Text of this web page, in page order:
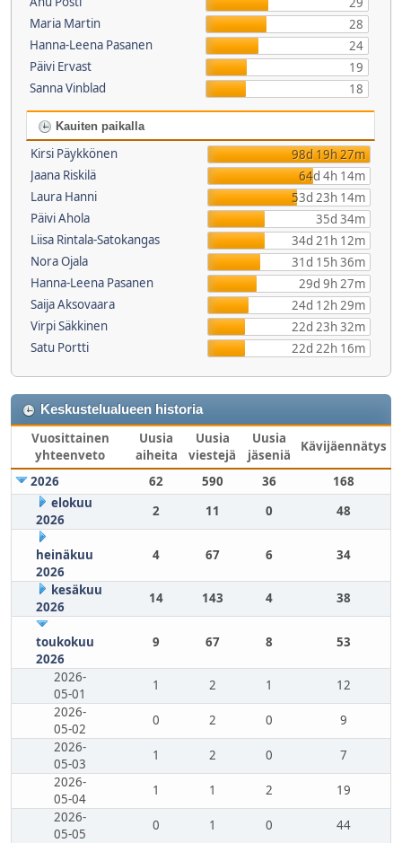
Maria Martin
28
Hanna-Leena Pasanen
24
Päivi Ervast
19
Sanna Vinblad
18
Kauiten paikalla
Kirsi Päykkönen
98d 19h 27m
Jaana Riskilä
64d 4h 14m
Laura Hanni
53d 23h 14m
Päivi Ahola
35d 34m
Liisa Rintala-Satokangas
34d 21h 12m
Nora Ojala
31d 15h 36m
Hanna-Leena Pasanen
29d 9h 27m
Saija Aksovaara
24d 12h 29m
Virpi Säkkinen
22d 23h 32m
Satu Portti
22d 22h 16m
Keskustelualueen historia
Vuosittainen
yhteenveto
Uusia
aiheita
Uusia
viestejä
Uusia
jäseniä
Kävijäennätys
2026 62 590 36
168
elokuu
2026
2 11 0 48
heinäkuu
2026
4 67 6 34
kesäkuu
2026
14 143 4 38
toukokuu
2026
9 67 8 53
2026-
05-01
1 2 1
12
2026-
05-02
0 2 0
9
2026-
05-03
1 2 0
7
2026-
05-04
1 1 2
19
2026-
05-05
0 1 0
44